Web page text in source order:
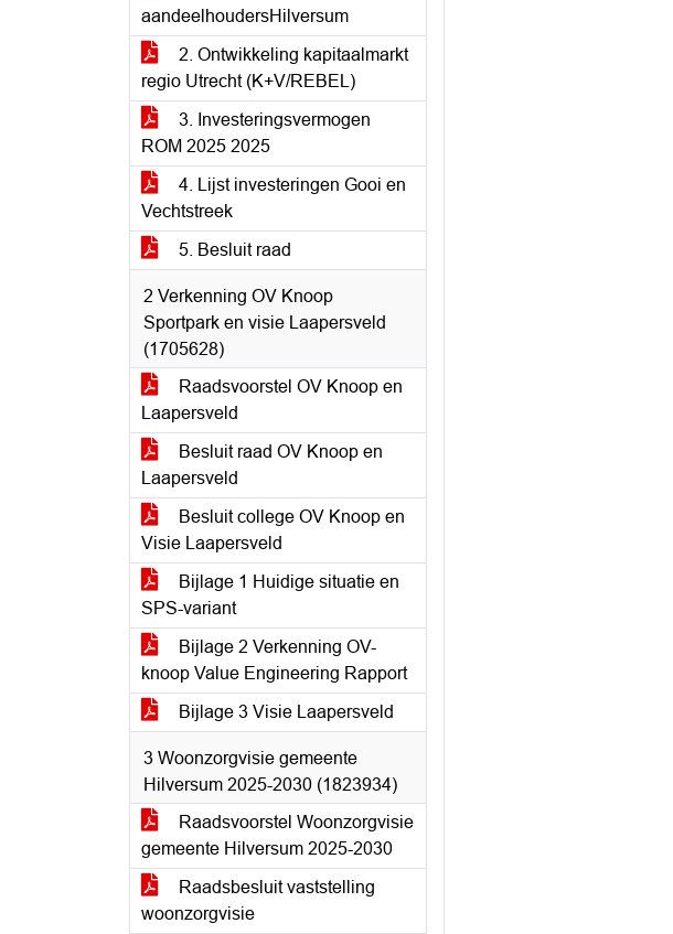
aandeelhoudersHilversum
2. Ontwikkeling kapitaalmarkt
regio Utrecht (K+V/REBEL)
3. Investeringsvermogen
ROM 2025 2025
4. Lijst investeringen Gooi en
Vechtstreek
5. Besluit raad
2 Verkenning OV Knoop
Sportpark en visie Laapersveld
(1705628)
Raadsvoorstel OV Knoop en
Laapersveld
Besluit raad OV Knoop en
Laapersveld
Besluit college OV Knoop en
Visie Laapersveld
Bijlage 1 Huidige situatie en
SPS-variant
Bijlage 2 Verkenning OV-
knoop Value Engineering Rapport
Bijlage 3 Visie Laapersveld
3 Woonzorgvisie gemeente
Hilversum 2025-2030 (1823934)
Raadsvoorstel Woonzorgvisie
gemeente Hilversum 2025-2030
Raadsbesluit vaststelling
woonzorgvisie